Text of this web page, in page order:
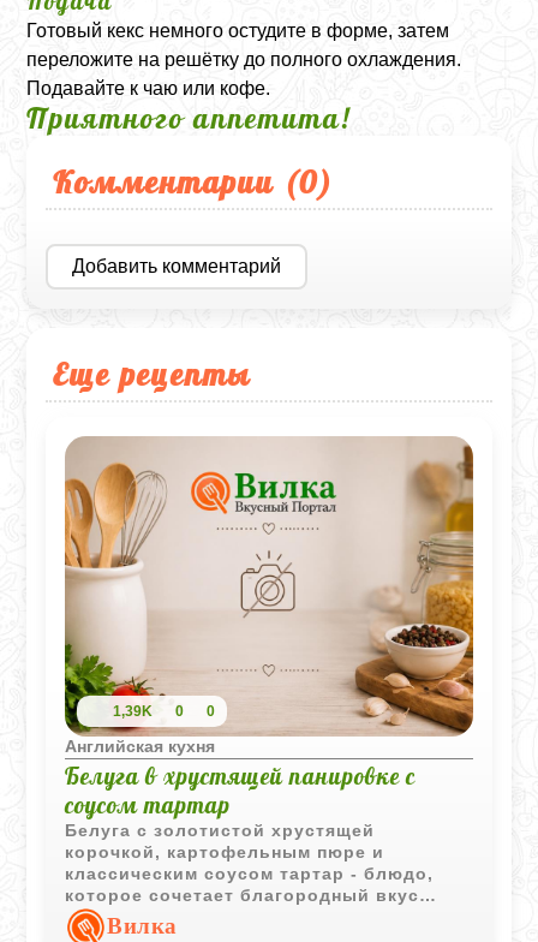
Готовый кекс немного остудите в форме, затем
переложите на решётку до полного охлаждения.
Подавайте к чаю или кофе.
Приятного аппетита!
Комментарии (0)
Добавить комментарий
Еще рецепты
1,39K 0 0
Английская кухня
Белуга в хрустящей панировке с
соусом тартар
Белуга с золотистой хрустящей
корочкой, картофельным пюре и
классическим соусом тартар - блюдо,
которое сочетает благородный вкус
рыбы и простую, проверенную временем
Вилка